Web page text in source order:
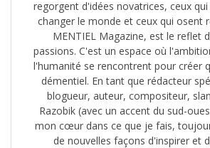
regorgent d'idées novatrices, ceux
changer le monde et ceux qui osent
MENTIEL Magazine, est le reflet
passions. C'est un espace où
l'humanité se rencontrent pour créer
démentiel. En tant que rédacteur
blogueur, auteur, compositeur,
Razobik (avec un accent du sud-
mon cœur dans ce que je fais,
de nouvelles façons d'inspirer et